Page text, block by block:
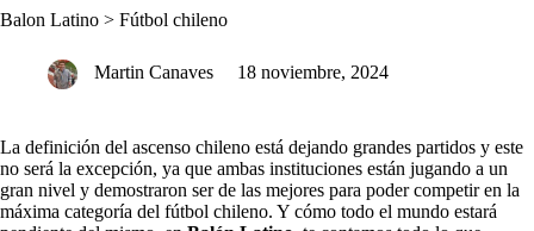
tBalon Latino > Fútbol chileno
Martin Canaves 18 noviembre, 2024
La definición del ascenso chileno está dejando grandes partidos y este
no será la excepción, ya que ambas instituciones están jugando a un
gran nivel y demostraron ser de las mejores para poder competir en la
máxima categoría del fútbol chileno. Y cómo todo el mundo estará